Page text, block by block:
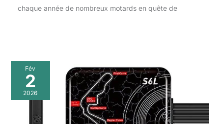
chaque année de nombreux motards en quête de
Fév
2
2026